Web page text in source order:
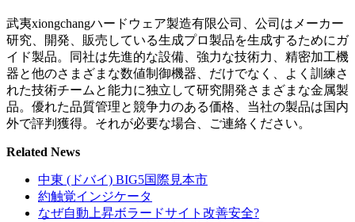
武夷xiongchangハードウェア製造有限公司、公司はメーカー
研究、開発、販売している生成プロ製品を生成するためにガ
イド製品。同社は先進的な設備、強力な技術力、精密加工機
器と他のさまざまな数値制御機器、だけでなく、よく訓練さ
れた技術チームと能力に独立して研究開発さまざまな金属製
品。優れた品質管理と競争力のある価格、当社の製品は国内
外で評判獲得。それが必要な場合、ご連絡ください。
Related News
中東 (ドバイ) BIG5国際見本市
約触覚インジケータ
なぜ自動上昇ボラードサイト改善安全?